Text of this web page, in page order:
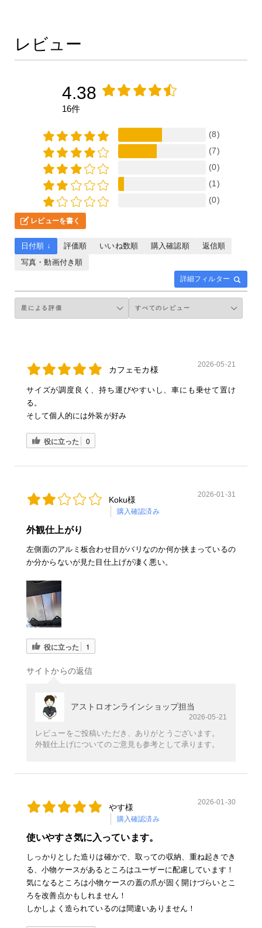
レビュー
4.38
16件
(8)
(7)
(0)
(1)
(0)
レビューを書く
詳細フィルター
日付順 ↓ 評価順 いいね数順 購入確認順
返信順
写真・動画付き順
カフェモカ様
2026-05-21
サイズが調度良く、持ち運びやすいし、車にも乗せて置け
る。
そして個人的には外装が好み
役に立った 0
Koku様
購入確認済み
2026-01-31
外観仕上がり
左側面のアルミ板合わせ目がバリなのか何か挟まっているの
か分からないが見た目仕上げが凄く悪い。
役に立った 1
サイトからの返信
アストロオンラインショップ担当
2026-05-21
レビューをご投稿いただき、ありがとうございます。
外観仕上げについてのご意見も参考として承ります。
やす様
購入確認済み
2026-01-30
使いやすさ気に入っています。
しっかりとした造りは確かで、取っての収納、重ね起きでき
る、小物ケースがあるところはユーザーに配慮しています！
気になるところは小物ケースの蓋の爪が固く開けづらいとこ
ろを改善点かもしれません！
しかしよく造られているのは間違いありません！